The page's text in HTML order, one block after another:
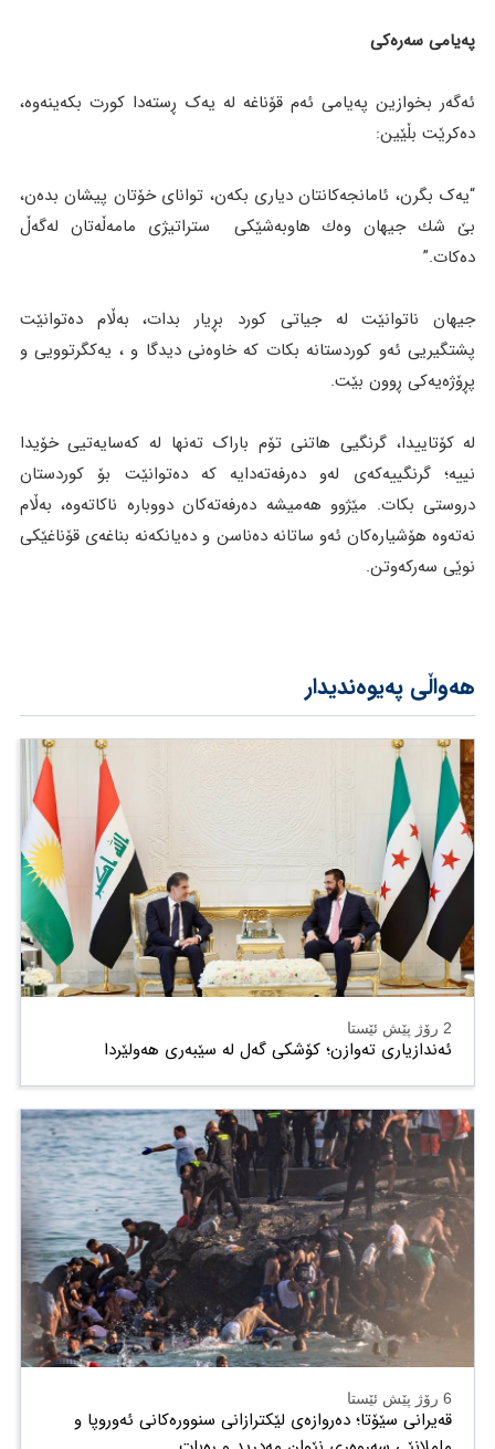
پەیامی سەرەکی
ئەگەر بخوازین پەیامی ئەم قۆناغە لە یەک ڕستەدا کورت بکەینەوە،
دەکرێت بڵێین:
“یەک بگرن، ئامانجەکانتان دیاری بکەن، توانای خۆتان پیشان بدەن،
بێ شك جیهان وەك هاوبەشێكی ستراتیژی مامەڵەتان لەگەڵ
دەکات.”
جیهان ناتوانێت لە جیاتی کورد بڕیار بدات، بەڵام دەتوانێت
پشتگیریی ئەو کوردستانە بکات کە خاوەنی دیدگا و ، یەکگرتوویی و
پڕۆژەیەکی ڕوون بێت.
لە کۆتاییدا، گرنگیی هاتنی تۆم باراک تەنها لە کەسایەتیی خۆیدا
نییە؛ گرنگییەکەی لەو دەرفەتەدایە کە دەتوانێت بۆ کوردستان
دروستی بکات. مێژوو هەمیشە دەرفەتەکان دووبارە ناکاتەوە، بەڵام
نەتەوە هۆشیارەکان ئەو ساتانە دەناسن و دەیانکەنە بناغەی قۆناغێکی
نوێی سەرکەوتن.
هەواڵی پەیوەندیدار
2 رۆژ پێش ئێستا
ئەندازیاری تەوازن؛ کۆشکی گەل لە سێبەری هەولێردا
6 رۆژ پێش ئێستا
قەیرانی سێۆتا؛ دەروازەی لێکترازانی سنوورەکانی ئەوروپا و